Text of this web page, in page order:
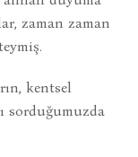
zaman zaman
kentsel
sorduğumuzda